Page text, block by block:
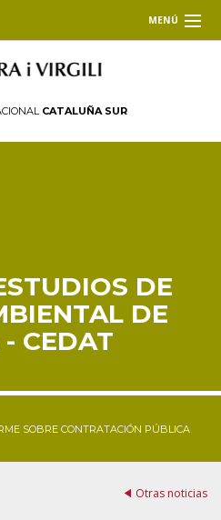
MENÚ
CATALUÑA SUR
DE
DE
CEDAT
SOBRE CONTRATACIÓN PÚBLICA
Otras noticias